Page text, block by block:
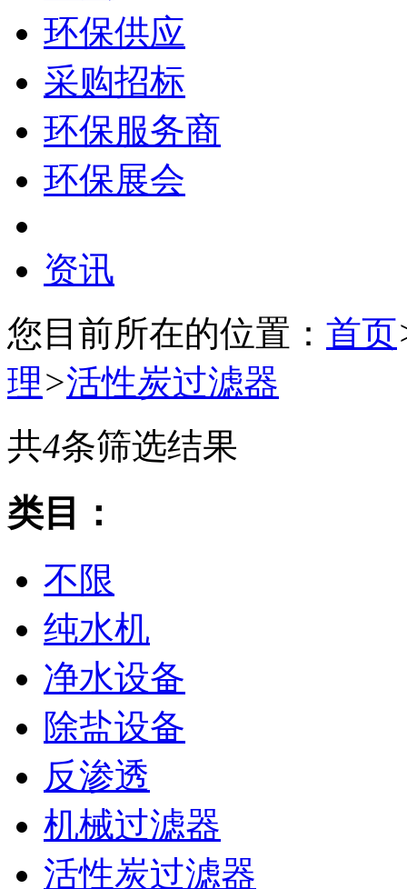
环保供应
采购招标
环保服务商
环保展会
资讯
您目前所在的位置： 首页
理>活性炭过滤器
共4条筛选结果
类目：
不限
纯水机
净水设备
除盐设备
反渗透
机械过滤器
活性炭过滤器